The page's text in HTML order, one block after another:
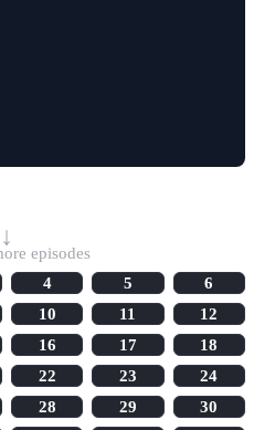
↓
episodes
4 5
6
10 11
12
16 17
18
22 23
24
28 29
30